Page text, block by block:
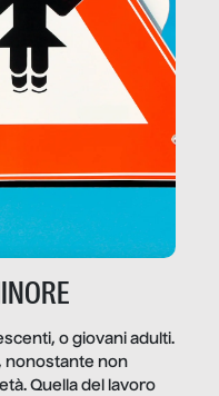
o giovani adulti.
nonostante non
Quella del lavoro